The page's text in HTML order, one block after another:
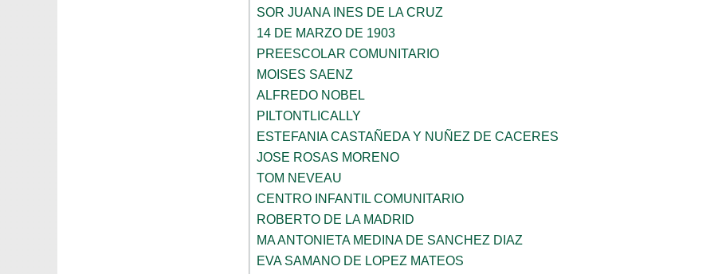
SOR JUANA INES DE LA CRUZ
14 DE MARZO DE 1903
PREESCOLAR COMUNITARIO
MOISES SAENZ
ALFREDO NOBEL
PILTONTLICALLY
ESTEFANIA CASTAÑEDA Y NUÑEZ DE CACERES
JOSE ROSAS MORENO
TOM NEVEAU
CENTRO INFANTIL COMUNITARIO
ROBERTO DE LA MADRID
MA ANTONIETA MEDINA DE SANCHEZ DIAZ
EVA SAMANO DE LOPEZ MATEOS